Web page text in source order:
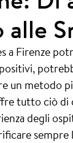
alle
a Firenze
un metodo
tutto ciò di
degli